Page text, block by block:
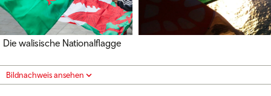
Die walisische Nationalflagge
Bildnachweis ansehen